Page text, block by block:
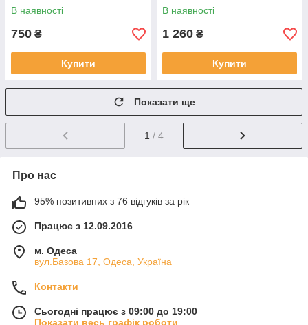
В наявності
750 ₴
Купити
В наявності
1 260 ₴
Купити
Показати ще
1 / 4
Про нас
95% позитивних з 76 відгуків за рік
Працює з 12.09.2016
м. Одеса
вул.Базова 17, Одеса, Україна
Контакти
Сьогодні працює з 09:00 до 19:00
Показати весь графік роботи